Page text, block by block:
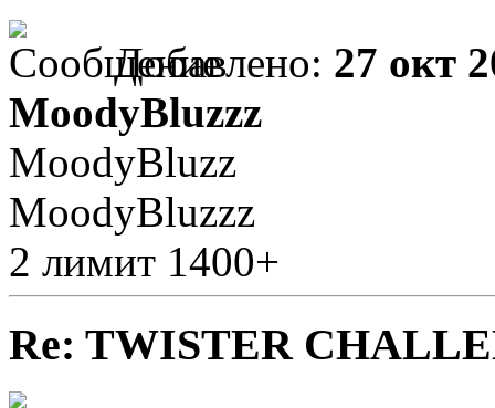
Добавлено: 27 окт
MoodyBluzzz
MoodyBluzz
MoodyBluzzz
2 лимит 1400+
Re: TWISTER